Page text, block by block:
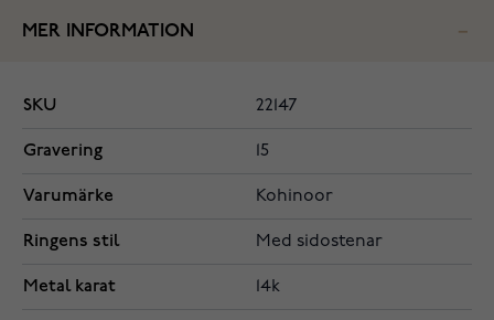
MER INFORMATION
SKU 22147
Gravering 15
Varumärke Kohinoor
Ringens stil Med sidostenar
Metal karat 14k